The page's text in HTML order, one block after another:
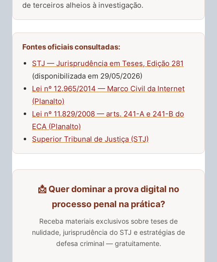
de terceiros alheios à investigação.
Fontes oficiais consultadas:
STJ — Jurisprudência em Teses, Edição 281
(disponibilizada em 29/05/2026)
Lei nº 12.965/2014 — Marco Civil da Internet
(Planalto)
Lei nº 11.829/2008 — arts. 241-A e 241-B do
ECA (Planalto)
Superior Tribunal de Justiça (STJ)
📩 Quer dominar a prova digital no
processo penal na prática?
Receba materiais exclusivos sobre teses de
nulidade, jurisprudência do STJ e estratégias de
defesa criminal — gratuitamente.